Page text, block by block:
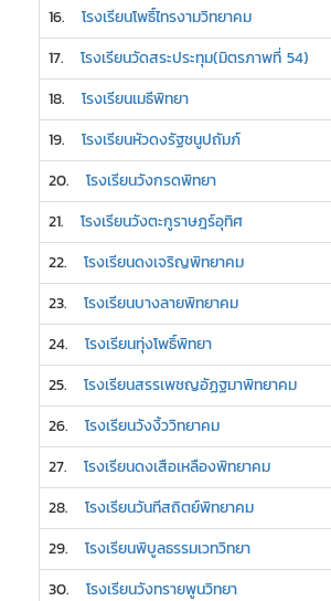
16. โรงเรียนโพธิ์ไทรงามวิทยาคม
17. โรงเรียนวัดสระประทุม(มิตรภาพที่ 54)
18. โรงเรียนเมธีพิทยา
19. โรงเรียนหัวดงรัฐชนูปถัมภ์
20. โรงเรียนวังกรดพิทยา
21. โรงเรียนวังตะกูราษฎร์อุทิศ
22. โรงเรียนดงเจริญพิทยาคม
23. โรงเรียนบางลายพิทยาคม
24. โรงเรียนทุ่งโพธิ์พิทยา
25. โรงเรียนสรรเพชญอัฏฐมาพิทยาคม
26. โรงเรียนวังงิ้ววิทยาคม
27. โรงเรียนดงเสือเหลืองพิทยาคม
28. โรงเรียนวันทีสถิตย์พิทยาคม
29. โรงเรียนพิบูลธรรมเวทวิทยา
30. โรงเรียนวังทรายพูนวิทยา